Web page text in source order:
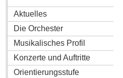
Aktuelles
Die Orchester
Musikalisches Profil
Konzerte und Auftritte
Orientierungsstufe